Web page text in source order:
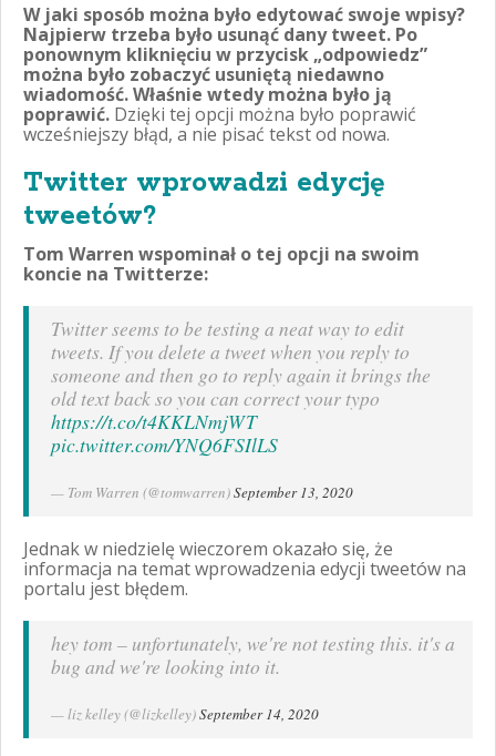
W jaki sposób można było edytować swoje wpisy?
Najpierw trzeba było usunąć dany tweet. Po
ponownym kliknięciu w przycisk „odpowiedz”
można było zobaczyć usuniętą niedawno
wiadomość. Właśnie wtedy można było ją
poprawić. Dzięki tej opcji można było poprawić
wcześniejszy błąd, a nie pisać tekst od nowa.
Twitter wprowadzi edycję
tweetów?
Tom Warren wspominał o tej opcji na swoim
koncie na Twitterze:
Twitter seems to be testing a neat way to edit
tweets. If you delete a tweet when you reply to
someone and then go to reply again it brings the
old text back so you can correct your typo
https://t.co/t4KKLNmjWT
pic.twitter.com/YNQ6FSIlLS
— Tom Warren (@tomwarren)September 13, 2020
Jednak w niedzielę wieczorem okazało się, że
informacja na temat wprowadzenia edycji tweetów na
portalu jest błędem.
hey tom – unfortunately, we're not testing this. it's a
bug and we're looking into it.
— liz kelley (@lizkelley)September 14, 2020